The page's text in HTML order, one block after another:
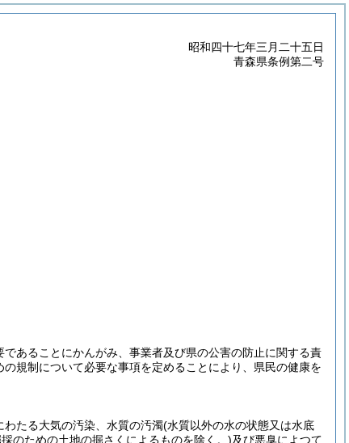
昭和四十七年三月二十五日
青森県条例第二号
あることにかんがみ、事業者及び県の公害の防止に関する責
規制について必要な事項を定めることにより、県民の健康を
たる大気の汚染、水質の汚濁(水質以外の水の状態又は水底
のための土地の掘さくによるものを除く。)及び悪臭によつて